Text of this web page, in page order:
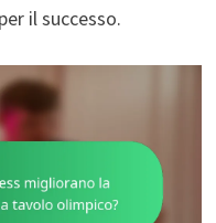
il successo.